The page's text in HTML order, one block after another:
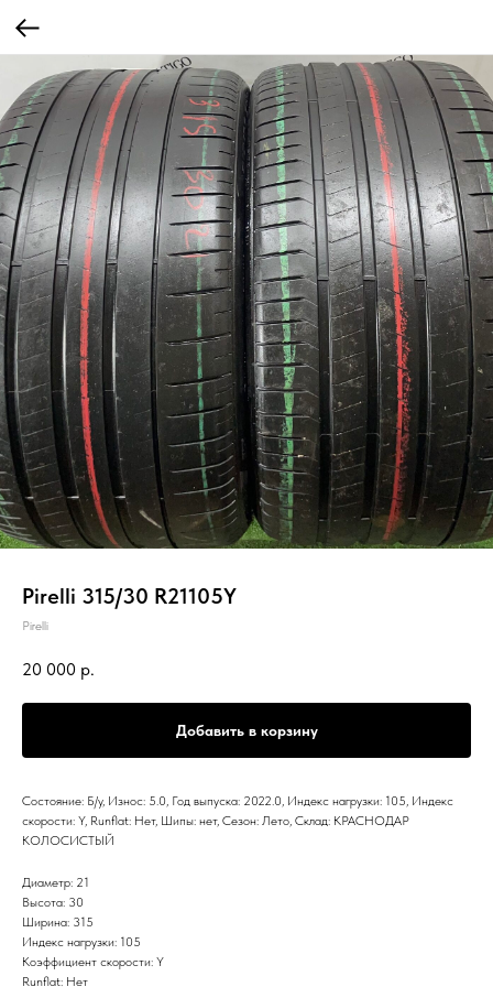
Pirelli 315/30 R21105Y
Pirelli
20 000 р.
Добавить в корзину
Состояние: Б/у, Износ: 5.0, Год выпуска: 2022.0, Индекс нагрузки: 105, Индекс
скорости: Y, Runflat: Нет, Шипы: нет, Сезон: Лето, Склад: КРАСНОДАР
КОЛОСИСТЫЙ
Диаметр: 21
Высота: 30
Ширина: 315
Индекс нагрузки: 105
Коэффициент скорости: Y
Runflat: Нет